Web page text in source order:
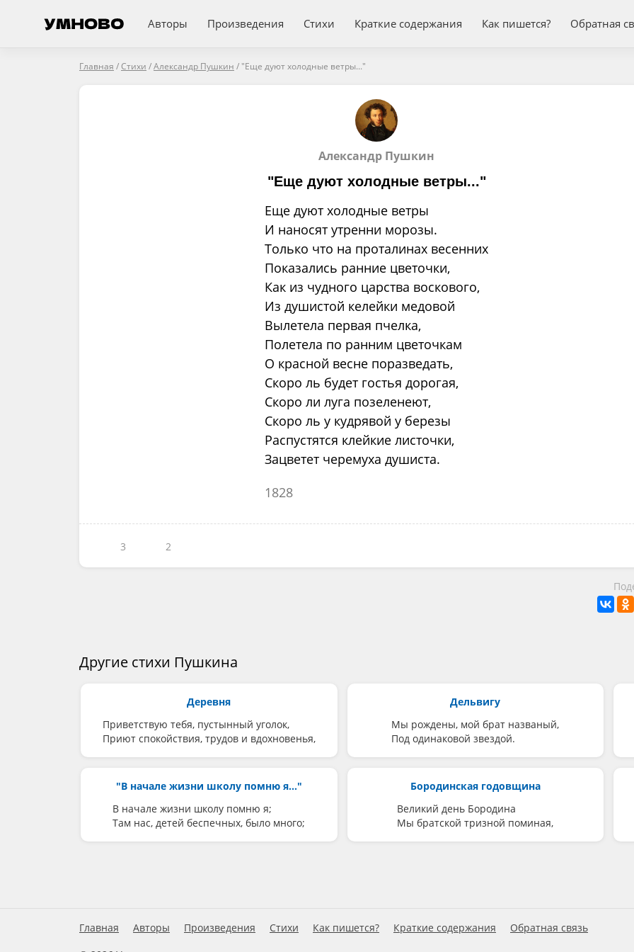
Авторы Произведения Стихи Краткие содержания Как пишется? Обратная
Главная /Стихи /Александр Пушкин / "Еще дуют холодные ветры..."
Александр Пушкин
"Еще дуют холодные ветры..."
Еще дуют холодные ветры
И наносят утренни морозы.
Только что на проталинах весенних
Показались ранние цветочки,
Как из чудного царства воскового,
Из душистой келейки медовой
Вылетела первая пчелка,
Полетела по ранним цветочкам
О красной весне поразведать,
Скоро ль будет гостья дорогая,
Скоро ли луга позеленеют,
Скоро ль у кудрявой у березы
Распустятся клейкие листочки,
Зацветет черемуха душиста.
1828
3 2
Другие стихи Пушкина
Деревня
Приветствую тебя, пустынный уголок,
Приют спокойствия, трудов и вдохновенья,
Дельвигу
Мы рождены, мой брат названый,
Под одинаковой звездой.
"В начале жизни школу помню я..."
В начале жизни школу помню я;
Там нас, детей беспечных, было много;
Бородинская годовщина
Великий день Бородина
Мы братской тризной поминая,
Главная Авторы Произведения Стихи Как пишется? Краткие содержания
Обратная связь